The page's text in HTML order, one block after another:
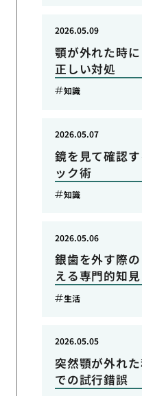
顎が外れた時
正しい対処
2026.05.09
知識
鏡を見て確認
ック術
2026.05.07
知識
銀歯を外す際
える専門的知見
2026.05.06
生活
突然顎が外れ
での試行錯誤
2026.05.05